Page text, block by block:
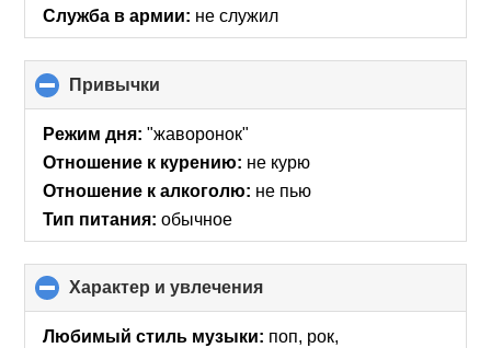
Служба в армии: не служил
Привычки
to
collapse
Режим дня: "жаворонок"
Отношение к курению: не курю
Отношение к алкоголю: не пью
Тип питания: обычное
Характер и увлечения
to
collapse
Любимый стиль музыки: поп, рок,